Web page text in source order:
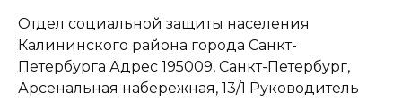
Отдел социальной защиты населения
Калининского района города Санкт-
Петербурга Адрес 195009, Санкт-Петербург,
Арсенальная набережная, 13/1 Руководитель